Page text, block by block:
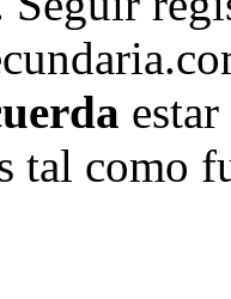
tal como